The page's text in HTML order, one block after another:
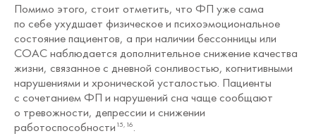
Помимо этого, стоит отметить, что ФП уже сама
по себе ухудшает физическое и психоэмоциональное
состояние пациентов, а при наличии бессонницы или
СОАС наблюдается дополнительное снижение качества
жизни, связанное с дневной сонливостью, когнитивными
нарушениями и хронической усталостью. Пациенты
с сочетанием ФП и нарушений сна чаще сообщают
о тревожности, депрессии и снижении
работоспособности 15,16.